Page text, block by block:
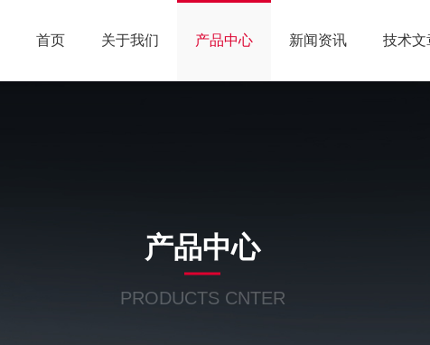
首页 关于我们 产品中心 新闻资讯 技术文
产品中心
PRODUCTS CNTER